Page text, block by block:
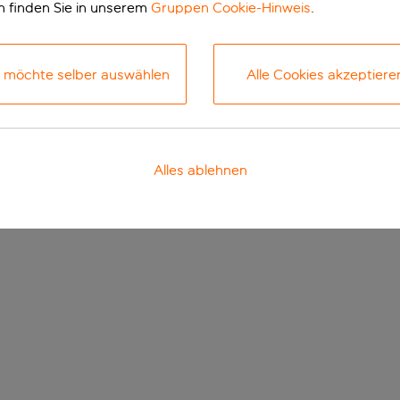
finden Sie in unserem Gruppen Cookie-Hinweis.
möchte selber auswählen Alle Cookies
Alles ablehnen